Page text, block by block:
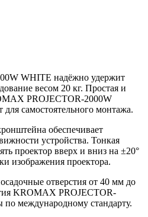
WHITE надёжно удержит
весом 20 кг. Простая и
PROJECTOR-2000W
самостоятельного монтажа.
обеспечивает
устройства. Тонкая
проектор вверх и вниз на ±20°
изображения проектора.
отверстия от 40 мм до
KROMAX PROJECTOR-
международному стандарту.